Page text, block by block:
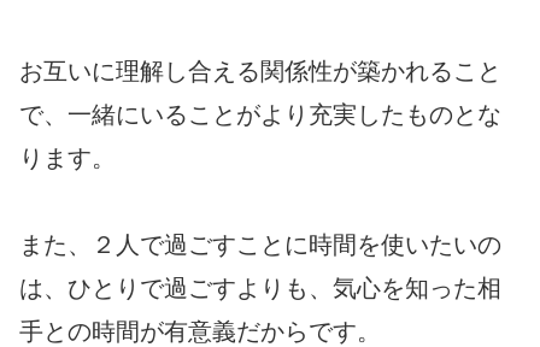
お互いに理解し合える関係性が築かれること
で、一緒にいることがより充実したものとな
ります。
また、２人で過ごすことに時間を使いたいの
は、ひとりで過ごすよりも、気心を知った相
手との時間が有意義だからです。